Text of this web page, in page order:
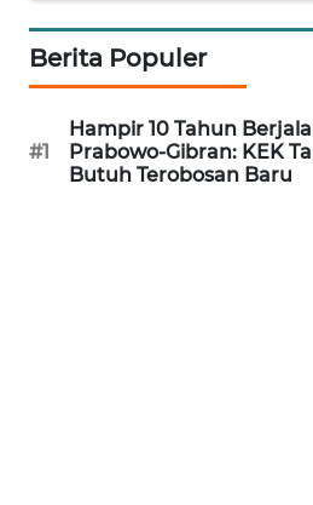
Berita Populer
#1
Hampir 10 Tahun
Prabowo-Gibran: KEK
Butuh Terobosan Baru
WN
NATUNA
BINTAN